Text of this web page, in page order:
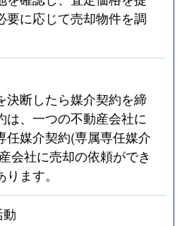
要に応じて売却物件を調
決断したら媒介契約を締
は、一つの不動産会社に
任媒介契約(専属専任媒介
会社に売却の依頼ができ
ます。